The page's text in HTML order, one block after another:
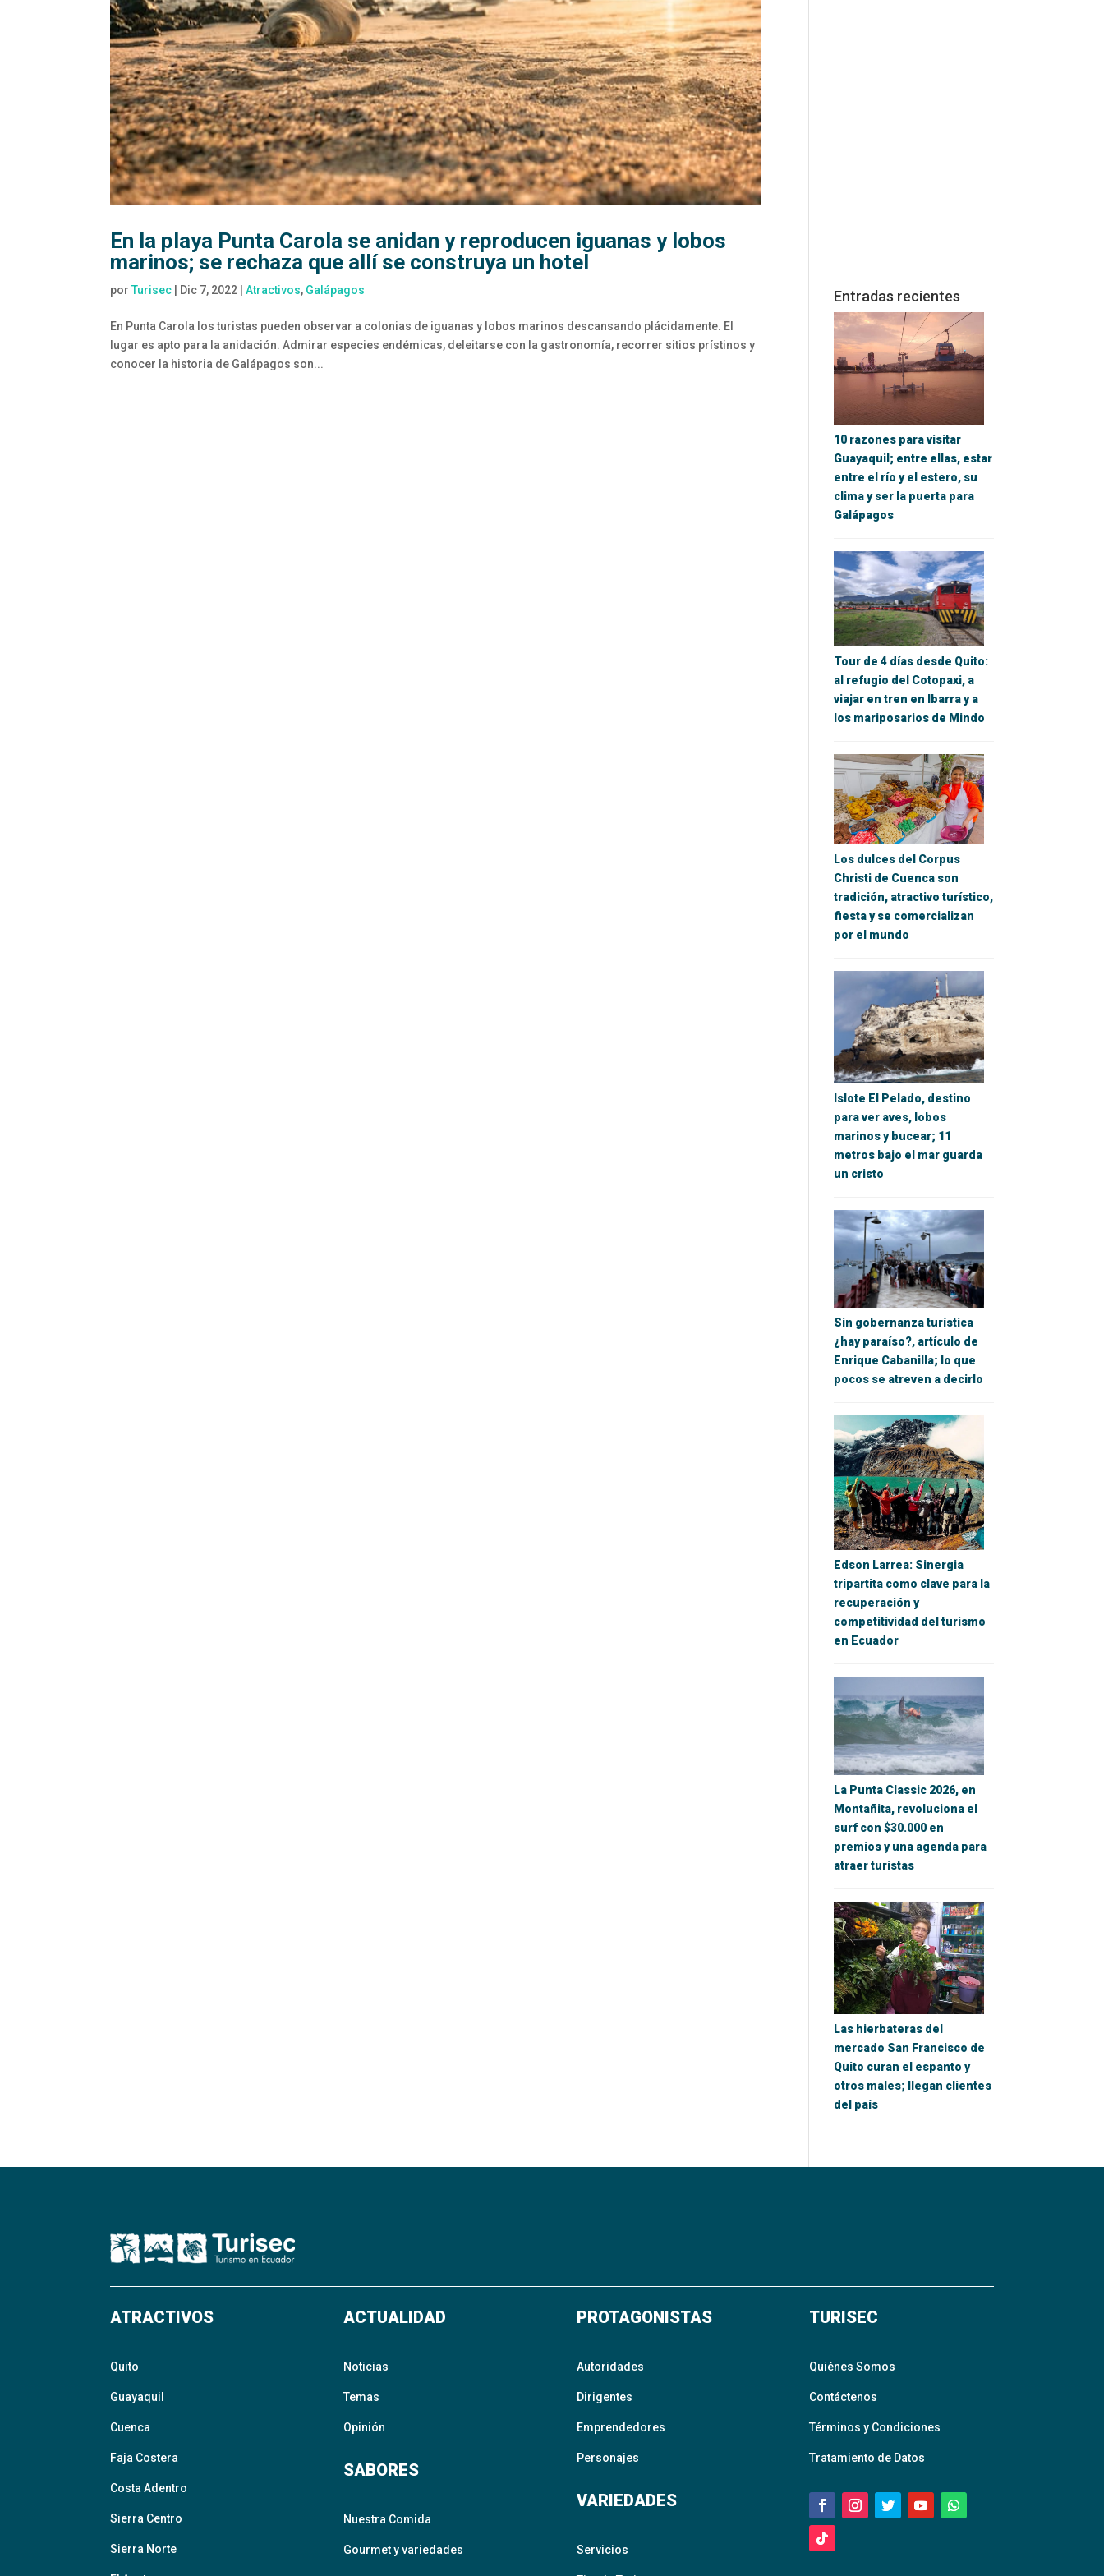
En la playa Punta Carola se anidan y reproducen iguanas y lobos
marinos; se rechaza que allí se construya un hotel
porTurisec Dic 7, 2022 |Atractivos, Galápagos
En Punta Carola los turistas pueden observar a colonias de iguanas y lobos marinos descansando plácidamente. El
lugar es apto para la anidación. Admirar especies endémicas, deleitarse con la gastronomía, recorrer sitios prístinos y
conocer la historia de Galápagos son...
Entradas recientes
10 razones para visitar
Guayaquil; entre ellas, estar
entre el río y el estero, su
clima y ser la puerta para
Galápagos
Tour de 4 días desde Quito:
al refugio del Cotopaxi, a
viajar en tren en Ibarra y a
los mariposarios de Mindo
Los dulces del Corpus
Christi de Cuenca son
tradición, atractivo turístico,
fiesta y se comercializan
por el mundo
Islote El Pelado, destino
para ver aves, lobos
marinos y bucear; 11
metros bajo el mar guarda
un cristo
Sin gobernanza turística
¿hay paraíso?, artículo de
Enrique Cabanilla; lo que
pocos se atreven a decirlo
Edson Larrea: Sinergia
tripartita como clave para la
recuperación y
competitividad del turismo
en Ecuador
La Punta Classic 2026, en
Montañita, revoluciona el
surf con $30.000 en
premios y una agenda para
atraer turistas
Las hierbateras del
mercado San Francisco de
Quito curan el espanto y
otros males; llegan clientes
del país
ATRACTIVOS
Quito
Guayaquil
Cuenca
Faja Costera
Costa Adentro
Sierra Centro
Sierra Norte
ACTUALIDAD
Noticias
Temas
Opinión
SABORES
Nuestra Comida
Gourmet y variedades
PROTAGONISTAS
Autoridades
Dirigentes
Emprendedores
Personajes
VARIEDADES
Servicios
TURISEC
Quiénes Somos
Contáctenos
Términos y Condiciones
Tratamiento de Datos